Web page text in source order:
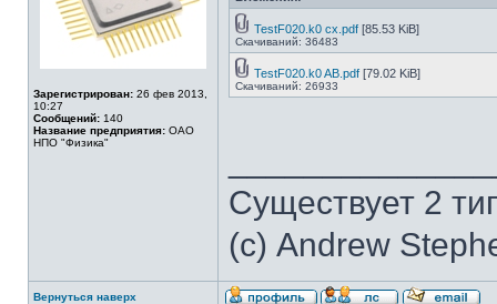
Зарегистрирован: 26 фев 2013,
10:27
Сообщений: 140
Название предприятия: ОАО
НПО "Физика"
TestF020.k0 cx.pdf [85.53 KiB]
Скачиваний: 36483
TestF020.k0 AB.pdf [79.02 KiB]
Скачиваний: 26933
Существует 2
(с) Andrew
Вернуться наверх